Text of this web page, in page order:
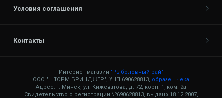
Условия соглашения
Контакты
Интернет-магазин "Рыболовный рай"
ООО "ШТОРМ БРИНДЖЕР", УНП 690628813, образец чека
Адрес: г. Минск, ул. Кижеватова, д. 72, корп. 1, ком. 2а
Свидетельство о регистрации №690628813, выдано 18.12.2007,